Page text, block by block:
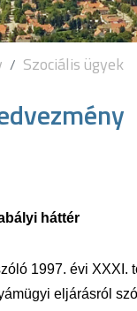
Szociális ügyek
háttér
1997. évi XXXI.
eljárásról